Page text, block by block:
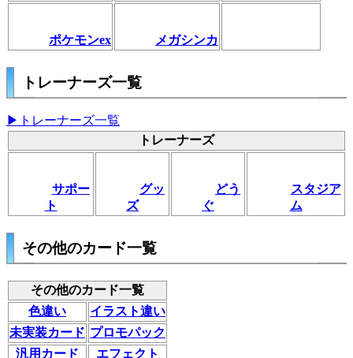
ポケモンex メガシンカ
トレーナーズ一覧
▶トレーナーズ一覧
トレーナーズ
サポー
ト
グッ
ズ
どう
ぐ
スタジア
ム
その他のカード一覧
その他のカード一覧
色違い
イラスト違い
未実装カード プロモパック
汎用カード
エフェクト